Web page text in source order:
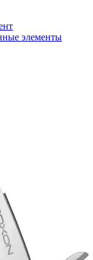
элементы